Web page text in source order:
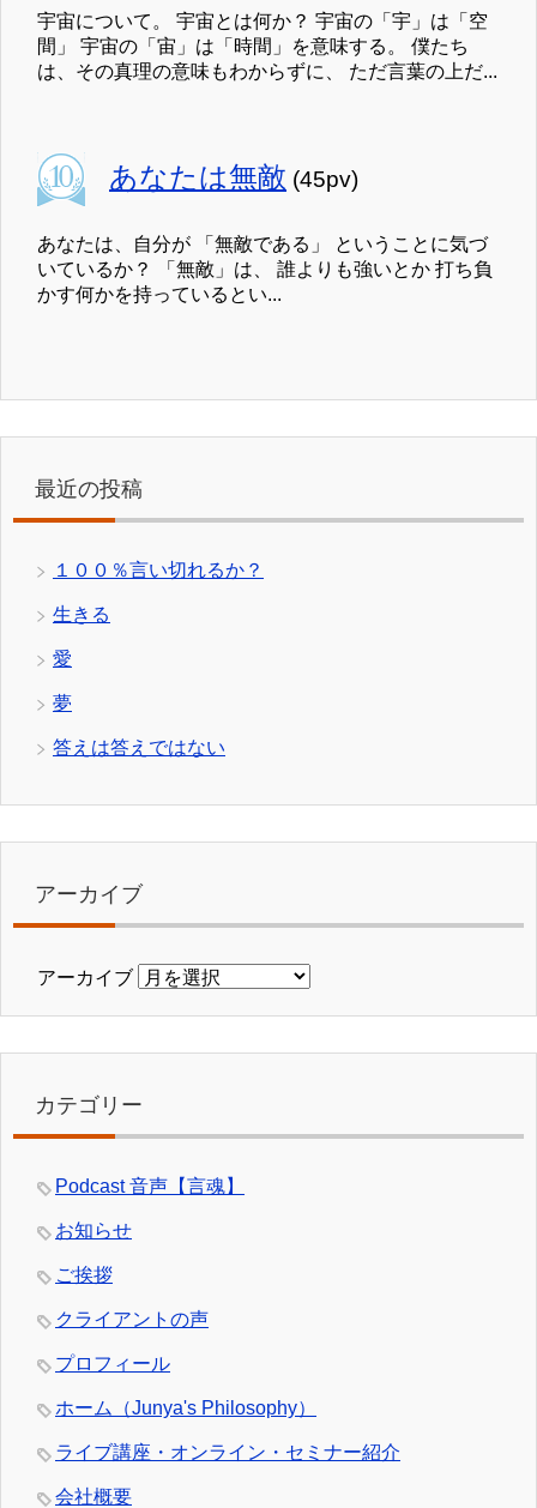
宇宙について。 宇宙とは何か？ 宇宙の「宇」は「空
間」 宇宙の「宙」は「時間」を意味する。 僕たち
は、その真理の意味もわからずに、 ただ言葉の上だ...
あなたは無敵 (45pv)
あなたは、自分が 「無敵である」 ということに気づ
いているか？ 「無敵」は、 誰よりも強いとか 打ち負
かす何かを持っているとい...
最近の投稿
１００％言い切れるか？
生きる
愛
夢
答えは答えではない
アーカイブ
アーカイブ
カテゴリー
Podcast 音声【言魂】
お知らせ
ご挨拶
クライアントの声
プロフィール
ホーム（Junya's Philosophy）
ライブ講座・オンライン・セミナー紹介
会社概要